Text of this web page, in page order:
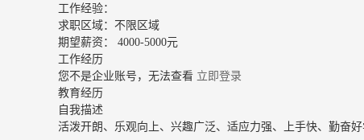
工作经验：
求职区域： 不限区域
期望薪资：
4000-5000元
工作经历
您不是企业账号，无法查看 立即登录
教育经历
自我描述
活泼开朗、乐观向上、兴趣广泛、适应力强、上手快、勤奋